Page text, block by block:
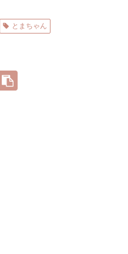
とまちゃん